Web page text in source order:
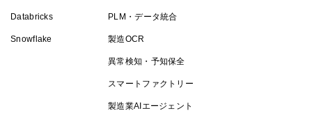
Databricks
Snowflake
PLM・データ統合
製造OCR
異常検知・予知保全
スマートファクトリー
製造業AIエージェント